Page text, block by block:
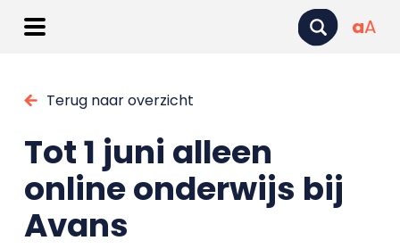
aA
Terug naar overzicht
Tot 1 juni alleen
online onderwijs bij
Avans